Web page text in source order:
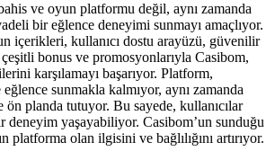
ve oyun platformu değil, aynı zamanda
bir eğlence deneyimi sunmayı amaçlıyor.
içerikleri, kullanıcı dostu arayüzü, güvenilir
bonus ve promosyonlarıyla Casibom,
karşılamayı başarıyor. Platform,
eğlence sunmakla kalmıyor, aynı zamanda
planda tutuyor. Bu sayede, kullanıcılar
deneyim yaşayabiliyor. Casibom’un sunduğu
platforma olan ilgisini ve bağlılığını artırıyor.